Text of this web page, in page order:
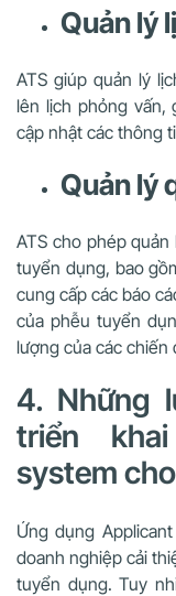
Quản lý
ATS giúp quản lý
lên lịch phỏng vấn,
cập nhật các thông
Quản lý
ATS cho phép
tuyển dụng, bao
cung cấp các báo
của phễu tuyển
lượng của các
4. Những
triển
system
Ứng dụng
doanh nghiệp cải
tuyển dụng. Tuy